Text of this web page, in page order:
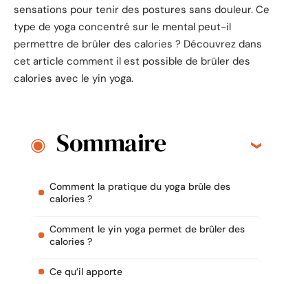
sensations pour tenir des postures sans douleur. Ce
type de yoga concentré sur le mental peut-il
permettre de brûler des calories ? Découvrez dans
cet article comment il est possible de brûler des
calories avec le yin yoga.
Sommaire
Comment la pratique du yoga brûle des
calories ?
Comment le yin yoga permet de brûler des
calories ?
Ce qu’il apporte